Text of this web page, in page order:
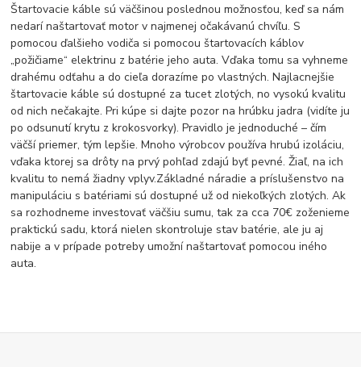
Štartovacie káble sú väčšinou poslednou možnosťou, keď sa nám
nedarí naštartovať motor v najmenej očakávanú chvíľu. S
pomocou ďalšieho vodiča si pomocou štartovacích káblov
„požičiame“ elektrinu z batérie jeho auta. Vďaka tomu sa vyhneme
drahému odťahu a do cieľa dorazíme po vlastných. Najlacnejšie
štartovacie káble sú dostupné za tucet zlotých, no vysokú kvalitu
od nich nečakajte. Pri kúpe si dajte pozor na hrúbku jadra (vidíte ju
po odsunutí krytu z krokosvorky). Pravidlo je jednoduché – čím
väčší priemer, tým lepšie. Mnoho výrobcov používa hrubú izoláciu,
vďaka ktorej sa drôty na prvý pohľad zdajú byť pevné. Žiaľ, na ich
kvalitu to nemá žiadny vplyv.Základné náradie a príslušenstvo na
manipuláciu s batériami sú dostupné už od niekoľkých zlotých. Ak
sa rozhodneme investovať väčšiu sumu, tak za cca 70€ zoženieme
praktickú sadu, ktorá nielen skontroluje stav batérie, ale ju aj
nabije a v prípade potreby umožní naštartovať pomocou iného
auta.